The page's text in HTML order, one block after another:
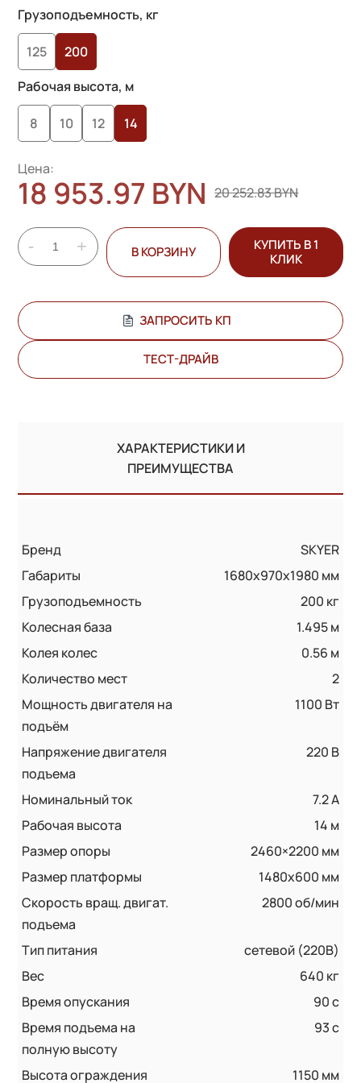
основе
пользователей
Грузоподъемность, кг
125
200
Рабочая высота, м
8 10 12 14
Цена:
18 953.97 BYN 20 252.83 BYN
- + В КОРЗИНУ
КУПИТЬ В 1
КЛИК
ЗАПРОСИТЬ КП
ТЕСТ-ДРАЙВ
ХАРАКТЕРИСТИКИ И
ПРЕИМУЩЕСТВА
Бренд
SKYER
Габариты
1680x970x1980 мм
Грузоподъемность
200 кг
Колесная база
1.495 м
Колея колес
0.56 м
Количество мест
2
Мощность двигателя на
подъём
1100 Вт
Напряжение двигателя
подъема
220 В
Номинальный ток
7.2 А
Рабочая высота
14 м
Размер опоры
2460×2200 мм
Размер платформы
1480x600 мм
Скорость вращ. двигат.
подъема
2800 об/мин
Тип питания
сетевой (220В)
Вес
640 кг
Время опускания
90 c
Время подъема на
полную высоту
93 c
Высота ограждения 1150 мм